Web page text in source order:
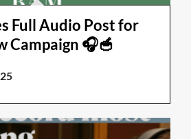
Full Audio Post for
Campaign 🎧🥣